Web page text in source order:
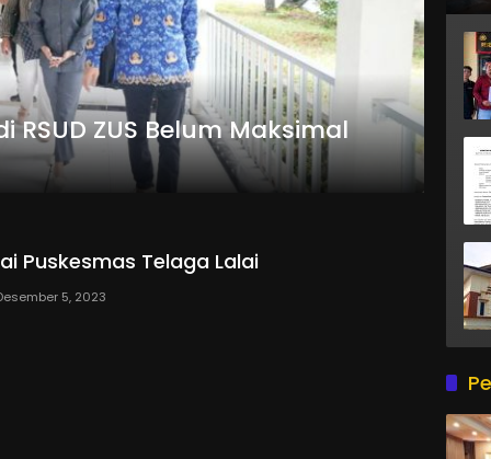
RSUD ZUS Belum Maksimal
Puskesmas Telaga Lalai
5, 2023